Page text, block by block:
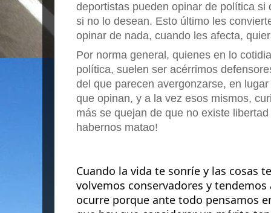
deportistas pueden opinar de política si
si no lo desean. Esto último les
opinar de nada, cuando les afecta,
Por norma general, quienes en lo
política, suelen ser acérrimos
del que parecen avergonzarse, en
que opinan, y a la vez esos mismos,
más se quejan de que no existe
habernos matao!
Cuando la vida te sonríe y las cosas
volvemos conservadores y tendemos
ocurre porque ante todo pensamos